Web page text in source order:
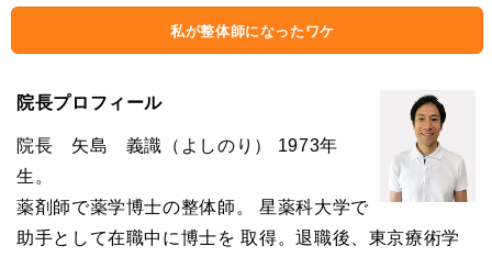
私が整体師になったワケ
院長プロフィール
院長 矢島 義識（よしのり） 1973年
生。
薬剤師で薬学博士の整体師。 星薬科大学で
助手として在職中に博士を 取得。退職後、東京療術学